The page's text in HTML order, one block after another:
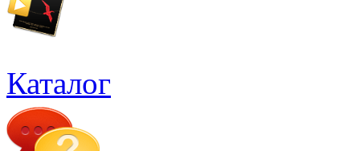
Каталог